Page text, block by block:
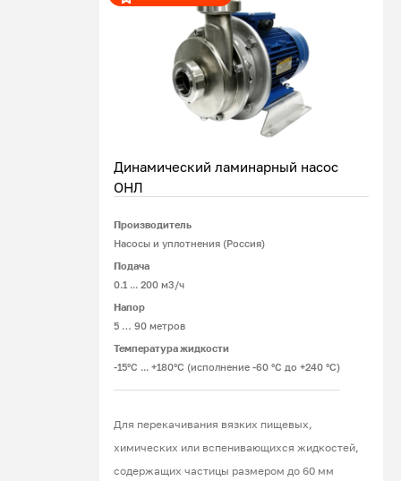
Динамический ламинарный насос
ОНЛ
Производитель
Насосы и уплотнения (Россия)
Подача
0.1 ... 200 м3/ч
Напор
5 … 90 метров
Температура жидкости
-15°С ... +180°С (исполнение -60 °С до +240 °С)
Для перекачивания вязких пищевых,
химических или вспенивающихся жидкостей,
содержащих частицы размером до 60 мм